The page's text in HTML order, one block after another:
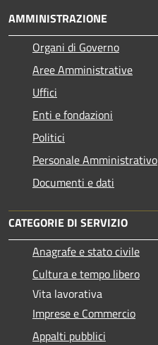
AMMINISTRAZIONE
Organi di Governo
Aree Amministrative
Uffici
Enti e fondazioni
Politici
Personale Amministrativo
Documenti e dati
CATEGORIE DI SERVIZIO
Anagrafe e stato civile
Cultura e tempo libero
Vita lavorativa
Imprese e Commercio
Appalti pubblici